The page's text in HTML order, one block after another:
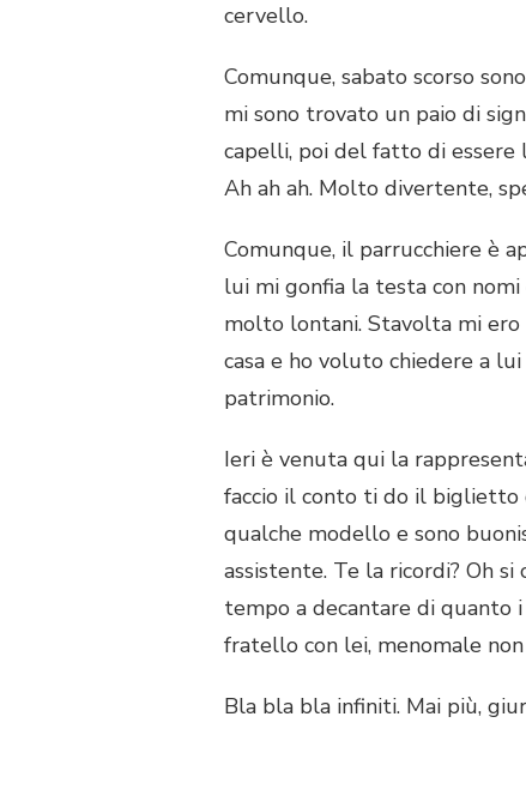
cervello.
Comunque, sabato scorso
mi sono trovato un paio di
capelli, poi del fatto di essere
Ah ah ah. Molto divertente,
Comunque, il parrucchiere è
lui mi gonfia la testa con
molto lontani. Stavolta mi
casa e ho voluto chiedere a
patrimonio.
Ieri è venuta qui la
faccio il conto ti do il biglietto
qualche modello e sono
assistente. Te la ricordi? Oh
tempo a decantare di quanto
fratello con lei, menomale
Bla bla bla infiniti. Mai più,